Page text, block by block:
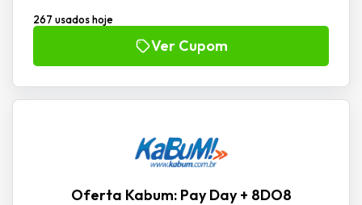
267 usados hoje
Ver Cupom
Oferta Kabum: Pay Day + 8DO8